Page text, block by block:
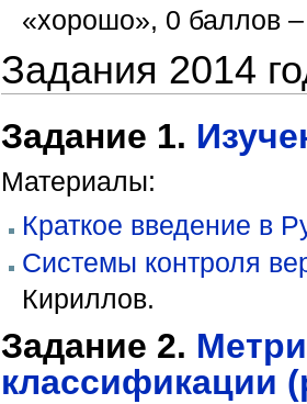
«хорошо», 0 баллов
Задания 2014
Задание 1.
Материалы:
Краткое введение в
Системы контроля
Кириллов.
Задание 2.
классификации